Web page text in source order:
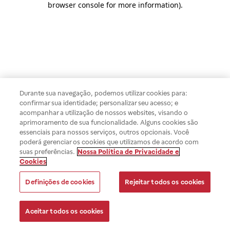
browser console for more information).
Durante sua navegação, podemos utilizar cookies para:
confirmar sua identidade; personalizar seu acesso; e
acompanhar a utilização de nossos websites, visando o
aprimoramento de sua funcionalidade. Alguns cookies são
essenciais para nossos serviços, outros opcionais. Você
poderá gerenciar os cookies que utilizamos de acordo com
suas preferências. Nossa Política de Privacidade e
Cookies
Definições de cookies Rejeitar todos os cookies
Aceitar todos os cookies